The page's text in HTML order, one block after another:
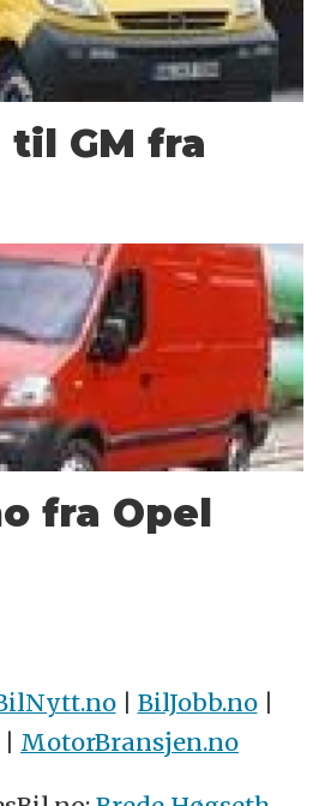
GM fra
fra Opel
| BilJobb.no|
| MotorBransjen.no